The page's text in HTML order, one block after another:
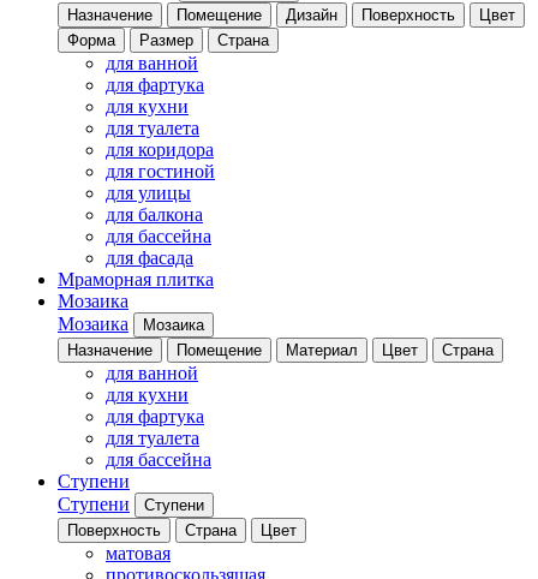
Назначение
Помещение Дизайн Поверхность
Цвет
Форма
Размер Страна
для ванной
для фартука
для кухни
для туалета
для коридора
для гостиной
для улицы
для балкона
для бассейна
для фасада
Мраморная плитка
Мозаика
Мозаика
Мозаика
Назначение
Помещение Материал Цвет Страна
для ванной
для кухни
для фартука
для туалета
для бассейна
Ступени
Ступени
Ступени
Поверхность
Страна Цвет
матовая
противоскользящая